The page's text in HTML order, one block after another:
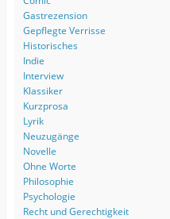
Gastrezension
Gepflegte Verrisse
Historisches
Indie
Interview
Klassiker
Kurzprosa
Lyrik
Neuzugänge
Novelle
Ohne Worte
Philosophie
Psychologie
Recht und Gerechtigkeit